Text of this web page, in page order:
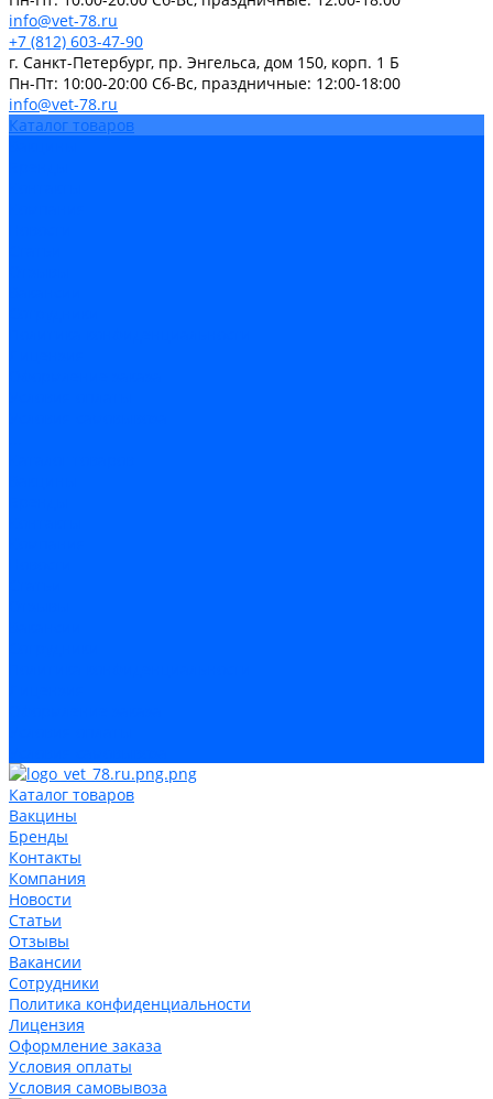
info@vet-78.ru
+7 (812) 603-47-90
г. Санкт-Петербург, пр. Энгельса, дом 150, корп. 1 Б
Пн-Пт: 10:00-20:00 Cб-Вс, праздничные: 12:00-18:00
info@vet-78.ru
Каталог товаров
Каталог товаров
Вакцины
Бренды
Контакты
Компания
Новости
Статьи
Отзывы
Вакансии
Сотрудники
Политика конфиденциальности
Лицензия
Оформление заказа
Условия оплаты
Условия самовывоза